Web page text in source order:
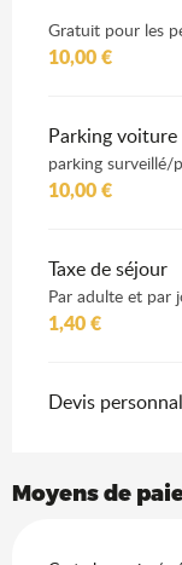
Gratuit pour les
10,00 €
Parking voiture
parking surveillé/
10,00 €
Taxe de séjour
Par adulte et par
1,40 €
Devis
Moyens de